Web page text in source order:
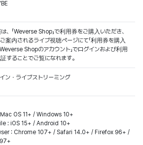
、「Weverse Shop」で利用券をご購入いただき、
案内されるライブ視聴ページにて「利用券を購入
Shopのアカウント」でログインおよび利用
することでご覧になれます。
ン・ライブストリーミング
OS 11+ / Windows 10+
: iOS 15+ / Android 10+
: Chrome 107+ / Safari 14.0+ / Firefox 96+ /